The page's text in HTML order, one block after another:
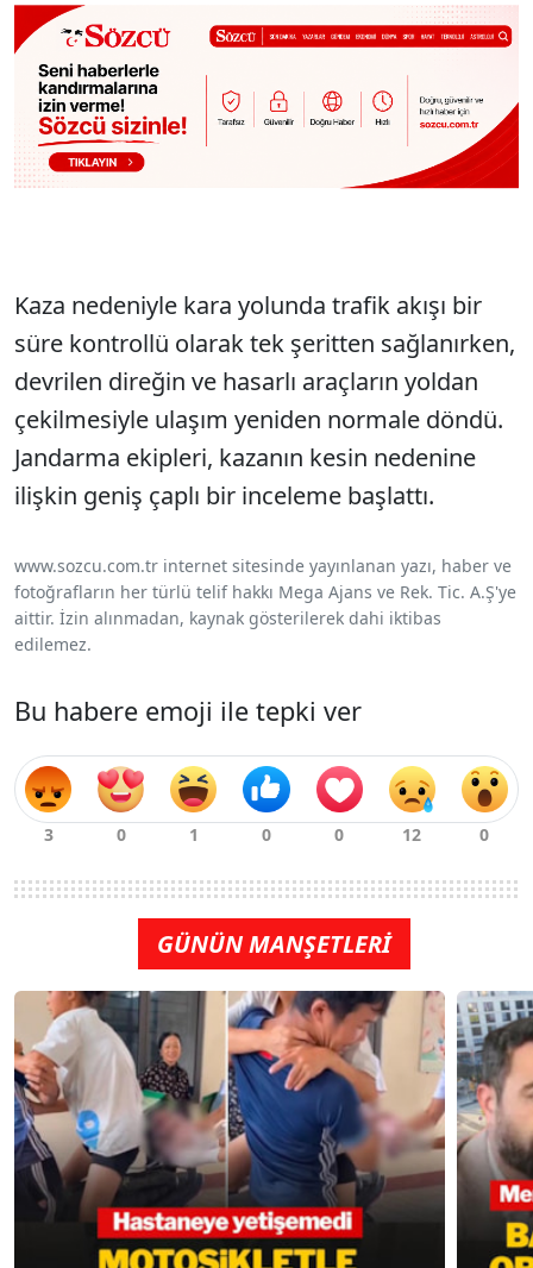
Kaza nedeniyle kara yolunda trafik akışı bir
süre kontrollü olarak tek şeritten sağlanırken,
devrilen direğin ve hasarlı araçların yoldan
çekilmesiyle ulaşım yeniden normale döndü.
Jandarma ekipleri, kazanın kesin nedenine
ilişkin geniş çaplı bir inceleme başlattı.
www.sozcu.com.tr internet sitesinde yayınlanan yazı, haber ve
fotoğrafların her türlü telif hakkı Mega Ajans ve Rek. Tic. A.Ş'ye
aittir. İzin alınmadan, kaynak gösterilerek dahi iktibas
edilemez.
Bu habere emoji ile tepki ver
GÜNÜN MANŞETLERİ